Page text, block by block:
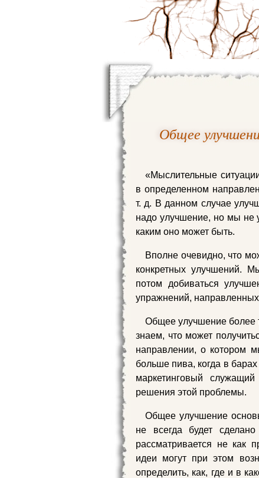
Общее
«Мыслительные
в определенном
т. д. В данном случае
надо улучшение, но мы не
каким оно может быть.
Вполне очевидно, что
конкретных улучшений.
потом добиваться
упражнений,
Общее улучшение более
знаем, что может
направлении, о котором
больше пива, когда в
маркетинговый
решения этой проблемы.
Общее улучшение
не всегда будет
рассматривается не как
идеи могут при этом
определить, как, где и в